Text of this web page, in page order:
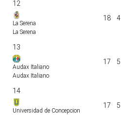
12
La Serena
La Serena
18 4
13
Audax Italiano
Audax Italiano
17 5
14
Universidad de Concepcion
17 5